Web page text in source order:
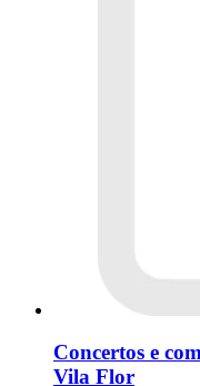
Concertos e
Vila Flor